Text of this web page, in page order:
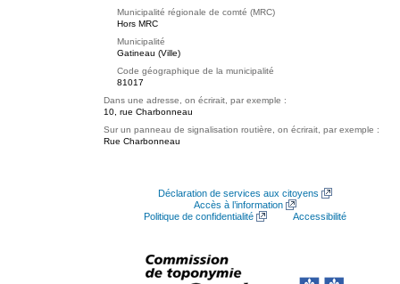
Municipalité régionale de comté (MRC)
Hors MRC
Municipalité
Gatineau (Ville)
Code géographique de la municipalité
81017
Dans une adresse, on écrirait, par exemple :
10, rue Charbonneau
Sur un panneau de signalisation routière, on écrirait, par exemple :
Rue Charbonneau
Déclaration de services aux citoyens
Accès à l’information
Politique de confidentialité
Accessibilité